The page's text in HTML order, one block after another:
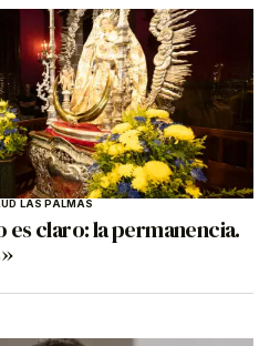
UD LAS PALMAS
es claro: la permanencia.